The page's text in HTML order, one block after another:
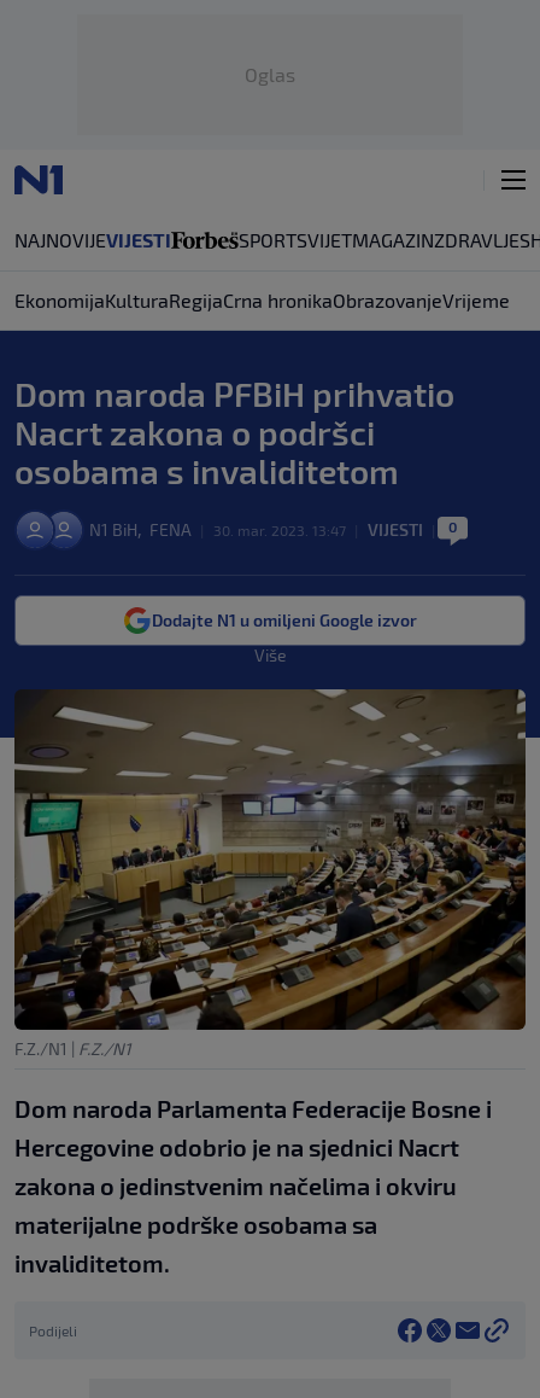
Oglas
NAJNOVIJEVIJESTI SPORTSVIJETMAGAZINZDRAVLJE
EkonomijaKulturaRegijaCrna hronikaObrazovanjeVrijeme
Dom naroda PFBiH prihvatio
Nacrt zakona o podršci
osobama s invaliditetom
N1 BiH, FENA 30. mar. 2023. 13:47 VIJESTI 0
Dodajte N1 u omiljeni Google izvor
Više
F.Z./N1 | F.Z./N1
Dom naroda Parlamenta Federacije Bosne i
Hercegovine odobrio je na sjednici Nacrt
zakona o jedinstvenim načelima i okviru
materijalne podrške osobama sa
invaliditetom.
Podijeli